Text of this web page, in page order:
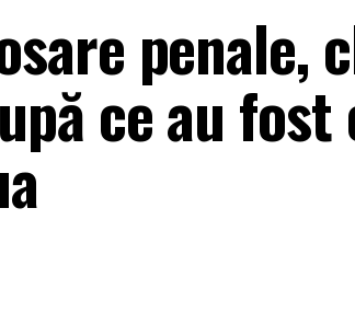
penale,
ce au